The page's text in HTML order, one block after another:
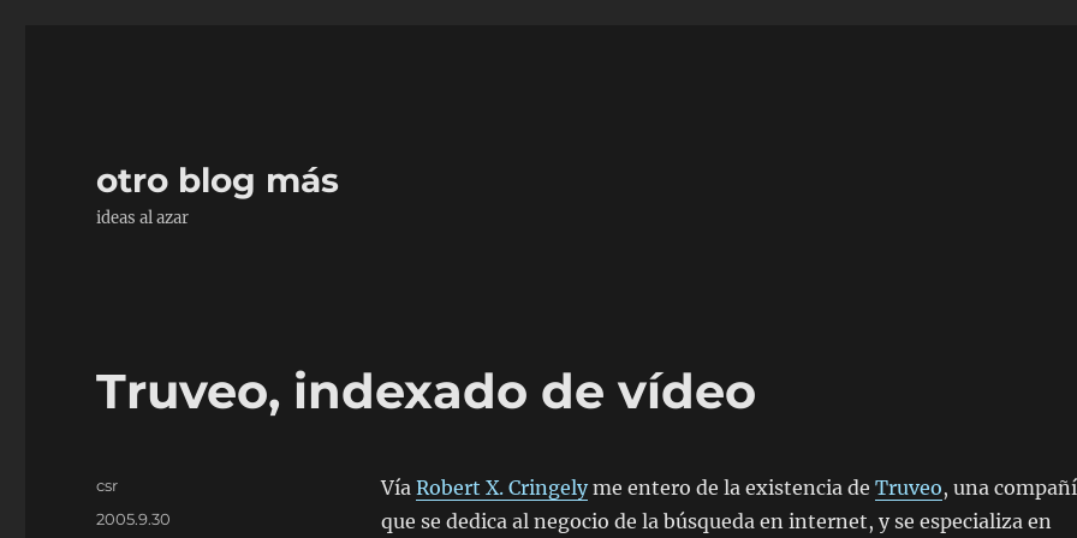
otro blog más
ideas al azar
Truveo, indexado de vídeo
Vía Robert X. Cringelyme entero de la existencia de Truveo, una
que se dedica al negocio de la búsqueda en internet, y se especializa en
Autor
csr
Publicado
2005.9.30